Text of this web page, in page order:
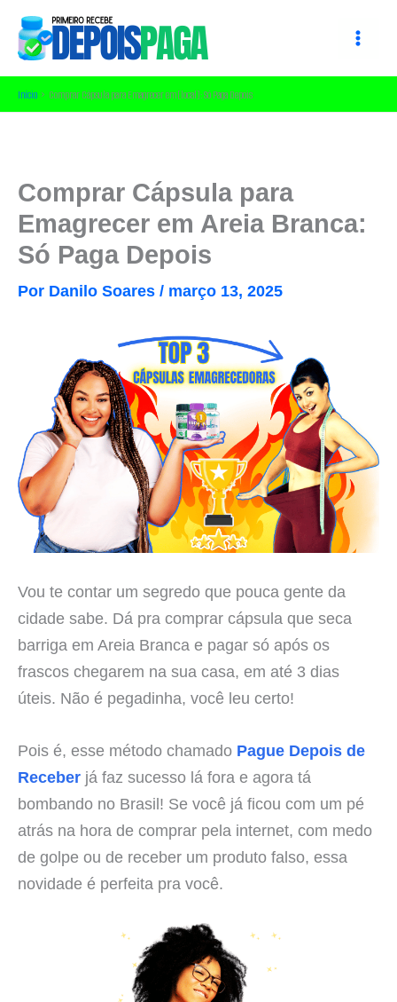
para
conteúdo
Início Comprar Cápsula para Emagrecer em [local]: Só Paga Depois
Comprar Cápsula para
Emagrecer em Areia Branca:
Só Paga Depois
Por Danilo Soares / março 13, 2025
Vou te contar um segredo que pouca gente da
cidade sabe. Dá pra comprar cápsula que seca
barriga em Areia Branca e pagar só após os
frascos chegarem na sua casa, em até 3 dias
úteis. Não é pegadinha, você leu certo!
Pois é, esse método chamado Pague Depois de
Receber já faz sucesso lá fora e agora tá
bombando no Brasil! Se você já ficou com um pé
atrás na hora de comprar pela internet, com medo
de golpe ou de receber um produto falso, essa
novidade é perfeita pra você.